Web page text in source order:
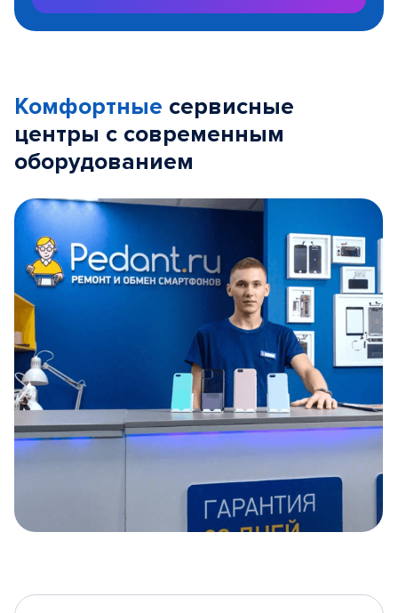
Комфортные сервисные
центры с современным
оборудованием
5